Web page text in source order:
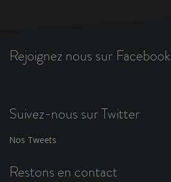
Rejoignez nous sur Facebook
Suivez-nous sur Twitter
Nos Tweets
Restons en contact